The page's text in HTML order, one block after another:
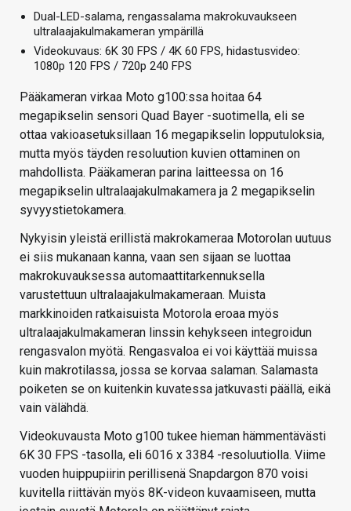
Dual-LED-salama, rengassalama makrokuvaukseen
ultralaajakulmakameran ympärillä
Videokuvaus: 6K 30 FPS / 4K 60 FPS, hidastusvideo:
1080p 120 FPS / 720p 240 FPS
Pääkameran virkaa Moto g100:ssa hoitaa 64
megapikselin sensori Quad Bayer -suotimella, eli se
ottaa vakioasetuksillaan 16 megapikselin lopputuloksia,
mutta myös täyden resoluution kuvien ottaminen on
mahdollista. Pääkameran parina laitteessa on 16
megapikselin ultralaajakulmakamera ja 2 megapikselin
syvyystietokamera.
Nykyisin yleistä erillistä makrokameraa Motorolan uutuus
ei siis mukanaan kanna, vaan sen sijaan se luottaa
makrokuvauksessa automaattitarkennuksella
varustettuun ultralaajakulmakameraan. Muista
markkinoiden ratkaisuista Motorola eroaa myös
ultralaajakulmakameran linssin kehykseen integroidun
rengasvalon myötä. Rengasvaloa ei voi käyttää muissa
kuin makrotilassa, jossa se korvaa salaman. Salamasta
poiketen se on kuitenkin kuvatessa jatkuvasti päällä, eikä
vain välähdä.
Videokuvausta Moto g100 tukee hieman hämmentävästi
6K 30 FPS -tasolla, eli 6016 x 3384 -resoluutiolla. Viime
vuoden huippupiirin perillisenä Snapdargon 870 voisi
kuvitella riittävän myös 8K-videon kuvaamiseen, mutta